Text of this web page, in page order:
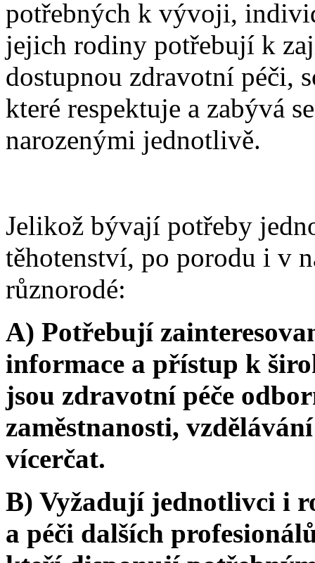
potřebných k vývoji,
jejich rodiny potřebují k
dostupnou zdravotní péči,
které respektuje a zabývá
narozenými jednotlivě.
Jelikož bývají potřeby
těhotenství, po porodu i v
různorodé:
A) Potřebují
informace a přístup k
jsou zdravotní péče
zaměstnanosti,
vícerčat.
B) Vyžadují jednotlivci i
a péči dalších